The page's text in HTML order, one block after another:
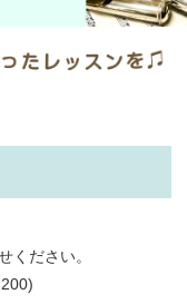
ください。